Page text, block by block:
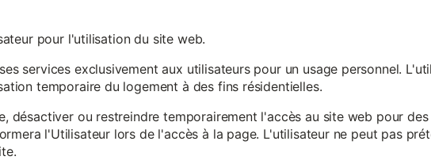
pour l'utilisation du site web.
services exclusivement aux utilisateurs pour un usage personnel.
temporaire du logement à des fins résidentielles.
désactiver ou restreindre temporairement l'accès au site web pour
l'Utilisateur lors de l'accès à la page. L'utilisateur ne peut pas